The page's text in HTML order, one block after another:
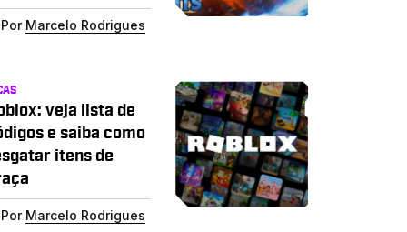
Por Marcelo Rodrigues
veja lista de
e saiba como
itens de
Por Marcelo Rodrigues